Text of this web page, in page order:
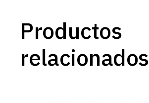
Productos
relacionados